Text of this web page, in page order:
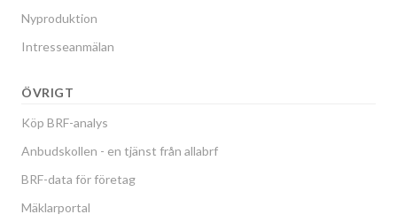
Nyproduktion
Intresseanmälan
ÖVRIGT
Köp BRF-analys
Anbudskollen - en tjänst från allabrf
BRF-data för företag
Mäklarportal